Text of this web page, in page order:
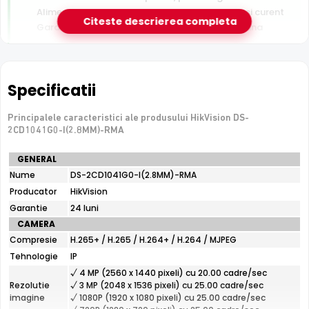
Alimentare PoE — un singur cablu pentru date si curent
Garantie 24 luni si suport tehnic gratuit in romana
Nu are slot de card — inregistrarea necesita un NVR sau
server
Fara microfon/difuzor — nu inregistreaza audio
e-Camere.ro recomanda acest produs pentru:
curtea si exteriorul casei; instalari profesionale cu
cablare UTP structurata.
Citeste descrierea completa
Specificatii
Principalele caracteristici ale produsului HikVision DS-
2CD1041G0-I(2.8MM)-RMA
Specificatii
tehnice
HikVision
DS-
2CD1041G0-
I(2.8MM)-
RMA
GENERAL
Nume
DS-2CD1041G0-I(2.8MM)-RMA
Producator
HikVision
Garantie
24 luni
CAMERA
Compresie
H.265+ / H.265 / H.264+ / H.264 / MJPEG
Tehnologie
IP
Rezolutie
imagine
√ 4 MP (2560 x 1440 pixeli) cu 20.00 cadre/sec
√ 3 MP (2048 x 1536 pixeli) cu 25.00 cadre/sec
√ 1080P (1920 x 1080 pixeli) cu 25.00 cadre/sec